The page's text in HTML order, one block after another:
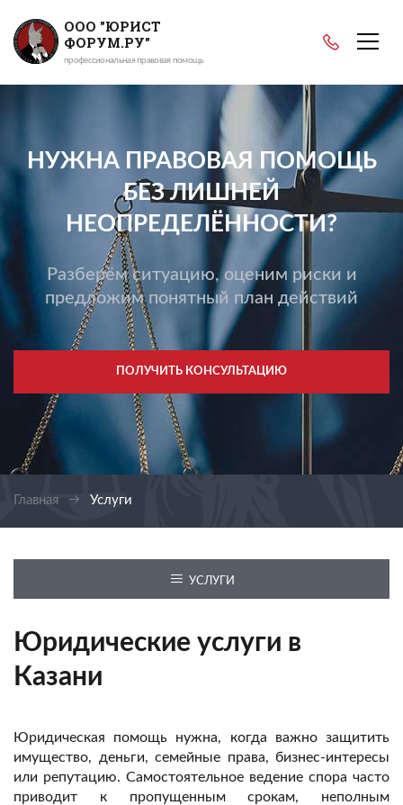
ООО "ЮРИСТ
ФОРУМ.РУ"
профессиональная правовая помощь
НУЖНА ПРАВОВАЯ ПОМОЩЬ
БЕЗ ЛИШНЕЙ
НЕОПРЕДЕЛЁННОСТИ?
Разберём ситуацию, оценим риски и
предложим понятный план действий
ПОЛУЧИТЬ КОНСУЛЬТАЦИЮ
Главная Услуги
УСЛУГИ
Юридические услуги в
Казани
Юридическая помощь нужна, когда важно защитить
имущество, деньги, семейные права, бизнес-интересы
или репутацию. Самостоятельное ведение спора часто
приводит к пропущенным срокам, неполным